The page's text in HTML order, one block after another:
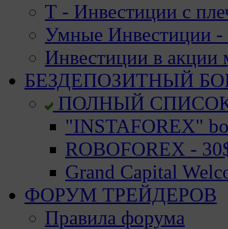
Т - Инвестиции с
Умные Инвестиции -
Инвестиции в акции
БЕЗДЕПОЗИТНЫЙ
ПОЛНЫЙ
"INSTAFOREX"
ROBOFOREX -
Grand Capital
ФОРУМ ТРЕЙДЕРОВ
Правила форума